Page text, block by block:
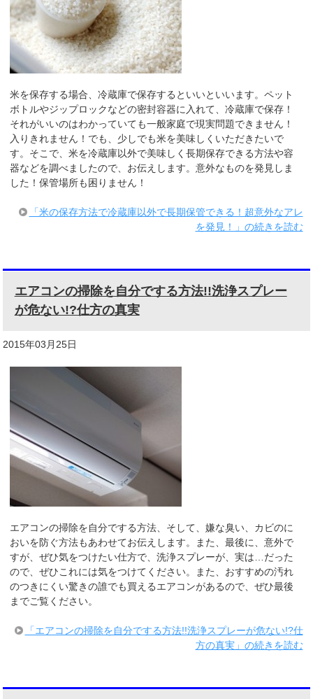
米を保存する場合、冷蔵庫で保存するといいといいます。ペット
ボトルやジップロックなどの密封容器に入れて、冷蔵庫で保存！
それがいいのはわかっていても一般家庭で現実問題できません！
入りきれません！でも、少しでも米を美味しくいただきたいで
す。そこで、米を冷蔵庫以外で美味しく長期保存できる方法や容
器などを調べましたので、お伝えします。意外なものを発見しま
した！保管場所も困りません！
「米の保存方法で冷蔵庫以外で長期保管できる！超意外なアレ
を発見！」の続きを読む
エアコンの掃除を自分でする方法!!洗浄スプレー
が危ない!?仕方の真実
2015年03月25日
エアコンの掃除を自分でする方法、そして、嫌な臭い、カビのに
おいを防ぐ方法もあわせてお伝えします。また、最後に、意外で
すが、ぜひ気をつけたい仕方で、洗浄スプレーが、実は…だった
ので、ぜひこれには気をつけてください。また、おすすめの汚れ
のつきにくい驚きの誰でも買えるエアコンがあるので、ぜひ最後
までご覧ください。
「エアコンの掃除を自分でする方法!!洗浄スプレーが危ない!?仕
方の真実」の続きを読む